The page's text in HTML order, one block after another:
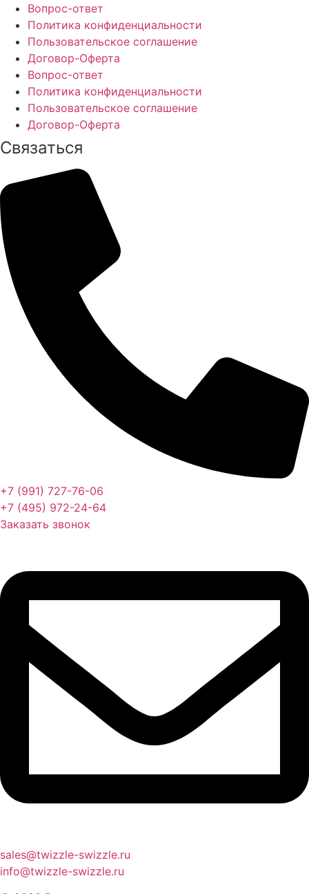
Вопрос-ответ
Политика конфиденциальности
Пользовательское соглашение
Договор-Оферта
Вопрос-ответ
Политика конфиденциальности
Пользовательское соглашение
Договор-Оферта
Cвязаться
+7 (991) 727-76-06
+7 (495) 972-24-64
Заказать звонок
sales@twizzle-swizzle.ru
info@twizzle-swizzle.ru